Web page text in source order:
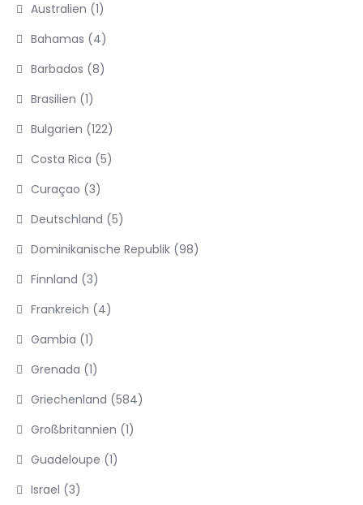
Australien (1)
Bahamas (4)
Barbados (8)
Brasilien (1)
Bulgarien (122)
Costa Rica (5)
Curaçao (3)
Deutschland (5)
Dominikanische Republik (98)
Finnland (3)
Frankreich (4)
Gambia (1)
Grenada (1)
Griechenland (584)
Großbritannien (1)
Guadeloupe (1)
Israel (3)